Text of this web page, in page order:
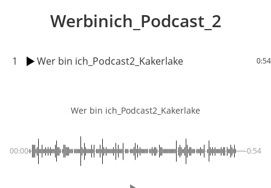
Werbinich_Podcast_2
1 Wer bin ich_Podcast2_Kakerlake 0:54
Wer bin ich_Podcast2_Kakerlake
00:00 -0:54